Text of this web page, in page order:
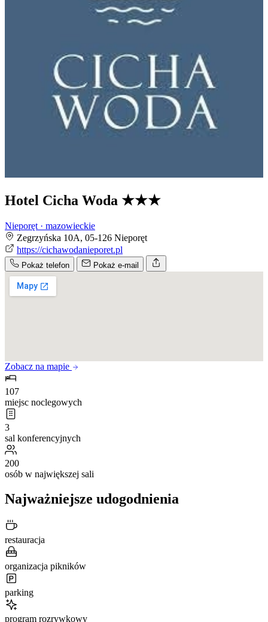
Hotel Cicha Woda ★★★
Nieporęt · mazowieckie
Zegrzyńska 10A, 05-126 Nieporęt
https://cichawodanieporet.pl
Pokaż telefon Pokaż e-mail
Zobacz na mapie
107
miejsc noclegowych
3
sal konferencyjnych
200
osób w największej sali
Najważniejsze udogodnienia
restauracja
organizacja pikników
parking
program rozrywkowy